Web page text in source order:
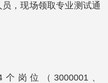
，现场领取专业测试通
岗位（3000001、